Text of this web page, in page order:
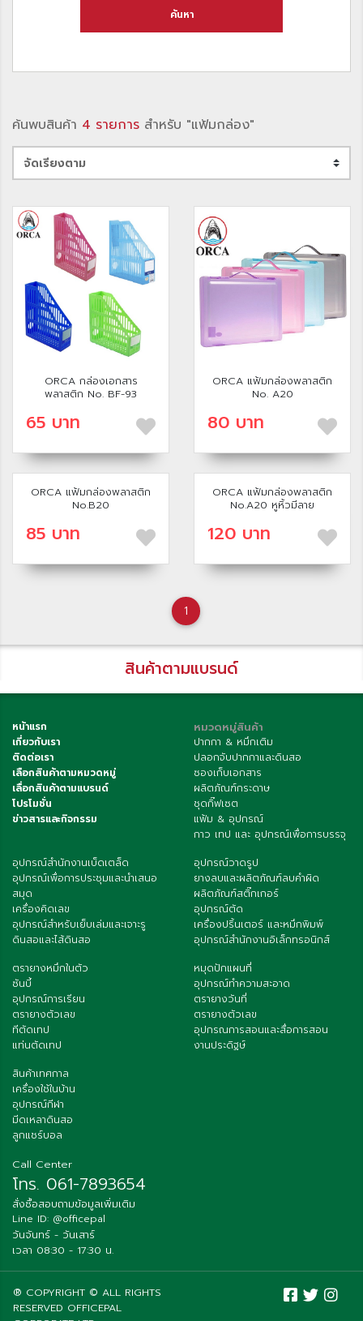
ค้นหา
ค้นพบสินค้า 4 รายการ สำหรับ "แฟ้มกล่อง"
ORCA กล่องเอกสาร
พลาสติก No. BF-93
65 บาท
ORCA แฟ้มกล่องพลาสติก
No. A20
80 บาท
ORCA แฟ้มกล่องพลาสติก
No.B20
85 บาท
ORCA แฟ้มกล่องพลาสติก
No.A20 หูหิ้วมีลาย
120 บาท
1
สินค้าตามแบรนด์
หน้าแรก
เกี่ยวกับเรา
ติดต่อเรา
เลือกสินค้าตามหมวดหมู่
เลื่อกสินค้าตามแบรนด์
โปรโมชั่น
ข่าวสารและกิจกรรม
หมวดหมู่สินค้า
ปากกา & หมึกเติม
ปลอกจับปากกาและดินสอ
ซองเก็บเอกสาร
ผลิตภัณฑ์กระดาษ
ชุดกิ๊ฟเซต
แฟ้ม & อุปกรณ์
กาว เทป และ อุปกรณ์เพื่อการบรรจุ
อุปกรณ์สำนักงานเบ็ดเตล็ด
อุปกรณ์เพื่อการประชุมและนำเสนอ
สมุด
เครื่องคิดเลข
อุปกรณ์สำหรับเย็บเล่มและเจาะรู
ดินสอและไส้ดินสอ
อุปกรณ์วาดรูป
ยางลบและผลิตภัณฑ์ลบคำผิด
ผลิตภัณฑ์สติ๊กเกอร์
อุปกรณ์ตัด
เครื่องปริ้นเตอร์ และหมึกพิมพ์
อุปกรณ์สำนักงานอิเล็กทรอนิกส์
ตรายางหมึกในตัว
ซันบี้
อุปกรณ์การเรียน
ตรายางตัวเลข
ทีตัดเทป
แท่นตัดเทป
หมุดปักแผนที่
อุปกรณ์ทำความสะอาด
ตรายางวันที่
ตรายางตัวเลข
อุปกรณการสอนและสื่อการสอน
งานประดิฐษ์
สินค้าเทศกาล
เครื่องใช้ในบ้าน
อุปกรณ์กีฬา
มีดเหลาดินสอ
ลูกแชร์บอล
Call Center
โทร. 061-7893654
สั่งซื้อสอบถามข้อมูลเพิ่มเติม
Line ID: @officepal
วันจันทร์ - วันเสาร์
เวลา 08:30 - 17:30 น.
® COPYRIGHT © ALL RIGHTS
RESERVED OFFICEPAL